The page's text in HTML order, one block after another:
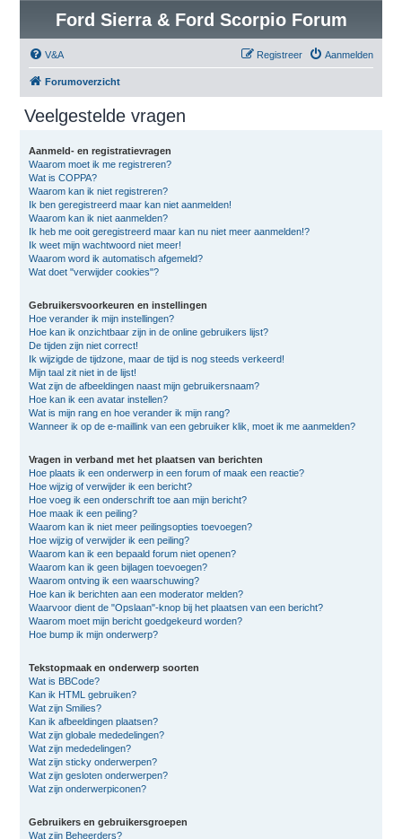
Ford Sierra & Ford Scorpio Forum
V&A Aanmelden
Registreer
Forumoverzicht
Veelgestelde vragen
Aanmeld- en registratievragen
Waarom moet ik me registreren?
Wat is COPPA?
Waarom kan ik niet registreren?
Ik ben geregistreerd maar kan niet aanmelden!
Waarom kan ik niet aanmelden?
Ik heb me ooit geregistreerd maar kan nu niet meer aanmelden!?
Ik weet mijn wachtwoord niet meer!
Waarom word ik automatisch afgemeld?
Wat doet "verwijder cookies"?
Gebruikersvoorkeuren en instellingen
Hoe verander ik mijn instellingen?
Hoe kan ik onzichtbaar zijn in de online gebruikers lijst?
De tijden zijn niet correct!
Ik wijzigde de tijdzone, maar de tijd is nog steeds verkeerd!
Mijn taal zit niet in de lijst!
Wat zijn de afbeeldingen naast mijn gebruikersnaam?
Hoe kan ik een avatar instellen?
Wat is mijn rang en hoe verander ik mijn rang?
Wanneer ik op de e-maillink van een gebruiker klik, moet ik me aanmelden?
Vragen in verband met het plaatsen van berichten
Hoe plaats ik een onderwerp in een forum of maak een reactie?
Hoe wijzig of verwijder ik een bericht?
Hoe voeg ik een onderschrift toe aan mijn bericht?
Hoe maak ik een peiling?
Waarom kan ik niet meer peilingsopties toevoegen?
Hoe wijzig of verwijder ik een peiling?
Waarom kan ik een bepaald forum niet openen?
Waarom kan ik geen bijlagen toevoegen?
Waarom ontving ik een waarschuwing?
Hoe kan ik berichten aan een moderator melden?
Waarvoor dient de "Opslaan"-knop bij het plaatsen van een bericht?
Waarom moet mijn bericht goedgekeurd worden?
Hoe bump ik mijn onderwerp?
Tekstopmaak en onderwerp soorten
Wat is BBCode?
Kan ik HTML gebruiken?
Wat zijn Smilies?
Kan ik afbeeldingen plaatsen?
Wat zijn globale mededelingen?
Wat zijn mededelingen?
Wat zijn sticky onderwerpen?
Wat zijn gesloten onderwerpen?
Wat zijn onderwerpiconen?
Gebruikers en gebruikersgroepen
Wat zijn Beheerders?